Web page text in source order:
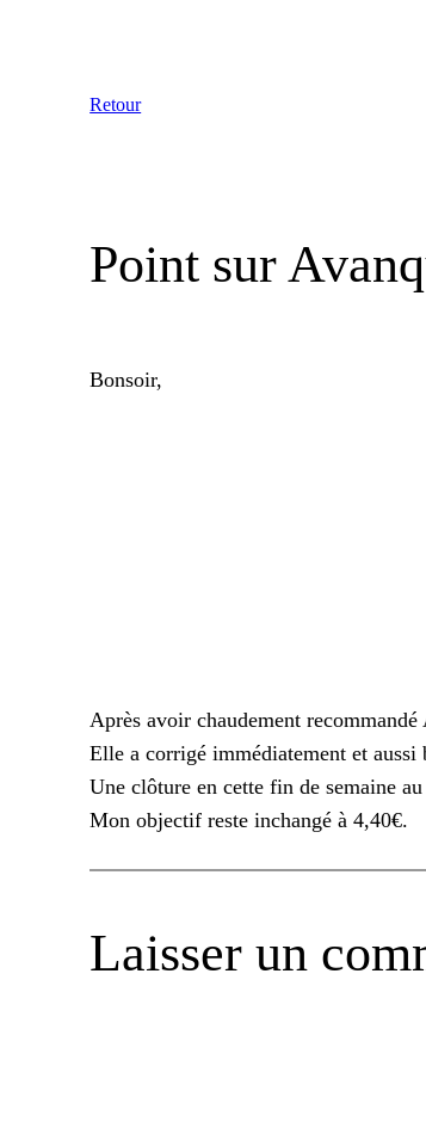
Retour
Point sur
Bonsoir,
Après avoir chaudement
Elle a corrigé immédiatement et aussi
Une clôture en cette fin de semaine
Mon objectif reste inchangé à 4,40€.
Laisser un